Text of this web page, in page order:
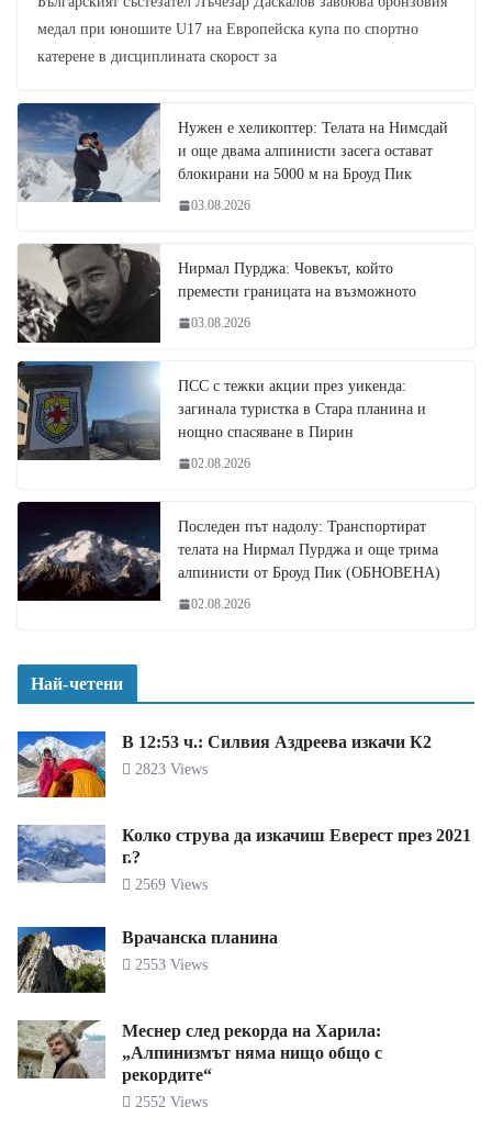
медал при юношите U17 на Европейска купа по спортно
катерене в дисциплината скорост за
Нужен е хеликоптер: Телата на Нимсдай
и още двама алпинисти засега остават
блокирани на 5000 м на Броуд Пик
03.08.2026
Нирмал Пурджа: Човекът, който
премести границата на възможното
03.08.2026
ПСС с тежки акции през уикенда:
загинала туристка в Стара планина и
нощно спасяване в Пирин
02.08.2026
Последен път надолу: Транспортират
телата на Нирмал Пурджа и още трима
алпинисти от Броуд Пик (ОБНОВЕНА)
02.08.2026
Най-четени
В 12:53 ч.: Силвия Аздреева изкачи К2
2823 Views
Колко струва да изкачиш Еверест през 2021
г.?
2569 Views
Врачанска планина
2553 Views
Меснер след рекорда на Харила:
„Алпинизмът няма нищо общо с
рекордите“
2552 Views